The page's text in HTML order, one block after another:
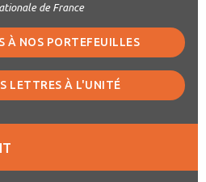
de France
À NOS PORTEFEUILLES
LETTRES À L'UNITÉ